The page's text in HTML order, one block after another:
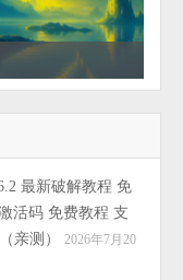
最新破解教程 免
活码 免费教程 支
亲测）
2026年7月20